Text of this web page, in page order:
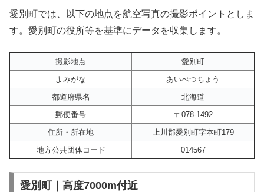
愛別町では、以下の地点を航空写真の撮影ポイントとしま
す。愛別町の役所等を基準にデータを収集します。
撮影地点
愛別町
よみがな
あいべつちょう
都道府県名
北海道
郵便番号
〒078-1492
住所・所在地
上川郡愛別町字本町179
地方公共団体コード
014567
愛別町｜高度7000m付近